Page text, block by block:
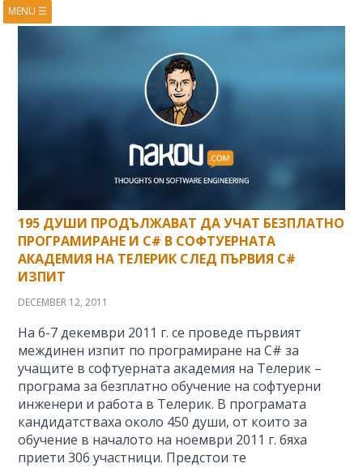
MENU ☰
195 ДУШИ ПРОДЪЛЖАВАТ ДА УЧАТ БЕЗПЛАТНО
ПРОГРАМИРАНЕ И C# В СОФТУЕРНАТА
АКАДЕМИЯ НА ТЕЛЕРИК СЛЕД ПЪРВИЯ C#
ИЗПИТ
DECEMBER 12, 2011
На 6-7 декември 2011 г. се проведе първият
междинен изпит по програмиране на C# за
учащите в софтуерната академия на Телерик –
програма за безплатно обучение на софтуерни
инженери и работа в Телерик. В програмата
кандидатстваха около 450 души, от които за
обучение в началото на ноември 2011 г. бяха
приети 306 участници. Предстои те